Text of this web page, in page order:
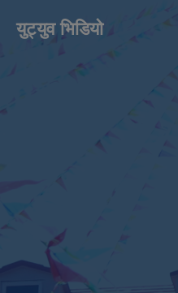
युट्युव भिडियाे